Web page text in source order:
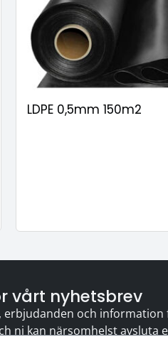
LDPE 0,5mm 150m2
vårt nyhetsbrev
och information
ni kan närsomhelst avsluta